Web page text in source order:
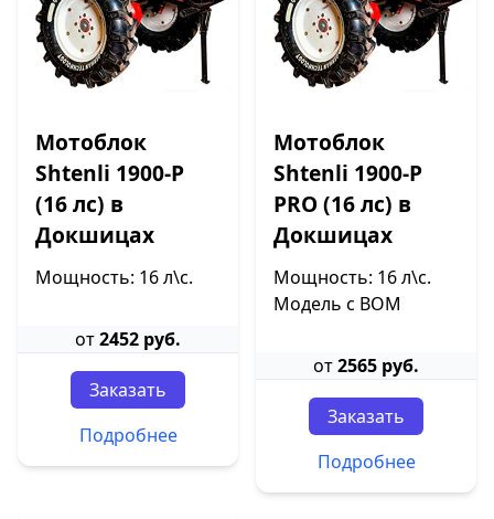
Мотоблок
Shtenli 1900-P
(16 лс) в
Докшицах
Мощность: 16 л\с.
от2452 руб.
Заказать
Подробнее
Мотоблок
Shtenli 1900-P
PRO (16 лс) в
Докшицах
Мощность: 16 л\с.
Модель с ВОМ
от2565 руб.
Заказать
Подробнее